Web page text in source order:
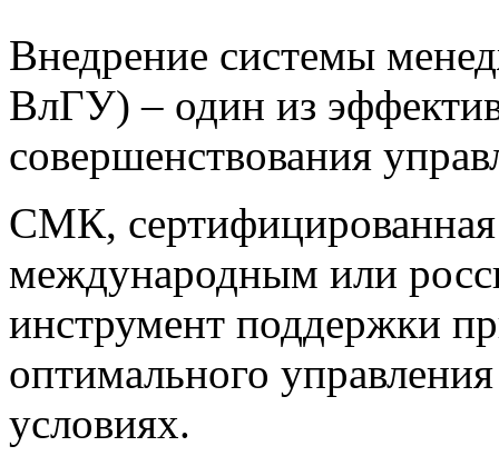
Внедрение системы
ВлГУ) – один из
совершенствования
СМК, сертифицированная
международным или
инструмент поддержки
оптимального
условиях.